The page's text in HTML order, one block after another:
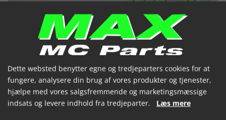
Chokerkabel HONDA CBX1000 78-
82
Dette websted benytter egne og tredjeparters cookies for at
fungere, analysere din brug af vores produkter og tjenester,
hjælpe med vores salgsfremmende og marketingsmæssige
indsats og levere indhold fra tredjeparter. Læs mere